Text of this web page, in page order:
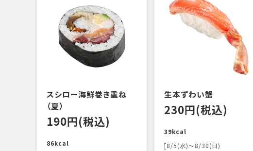
スシロー海鮮巻き重ね
（夏）
190円(税込)
86kcal
生本ずわい蟹
230円(税込)
39kcal
[8/5(水)～8/30(日)